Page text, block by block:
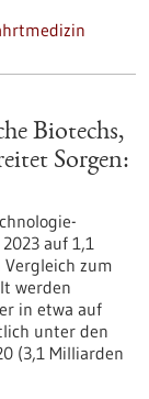
Biotechs,
Sorgen:
auf 1,1
zum
werden
in etwa auf
unter den
(3,1 Milliarden